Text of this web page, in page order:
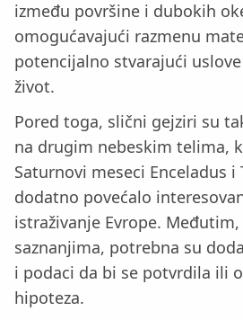
između površine i dubokih
omogućavajući razmenu
potencijalno stvarajući
život.
Pored toga, slični gejziri su
na drugim nebeskim telima,
Saturnovi meseci Enceladus
dodatno povećalo
istraživanje Evrope.
saznanjima, potrebna su
i podaci da bi se potvrdila ili
hipoteza.